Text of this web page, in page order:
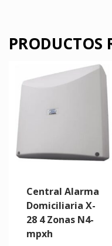
PRODUCTOS
Central Alarma
Domiciliaria X-
28 4 Zonas N4-
mpxh